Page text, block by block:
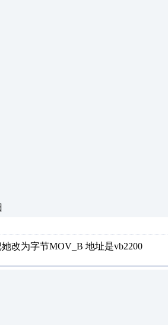
改为字节MOV_B 地址是vb2200